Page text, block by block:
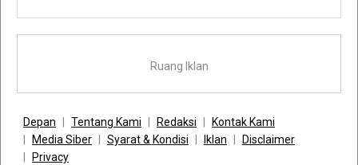
Ruang Iklan
Depan Tentang Kami Redaksi
Kontak Kami
Media Siber
Syarat & Kondisi Iklan
Disclaimer
Privacy